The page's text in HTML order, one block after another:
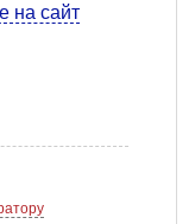
на сайт